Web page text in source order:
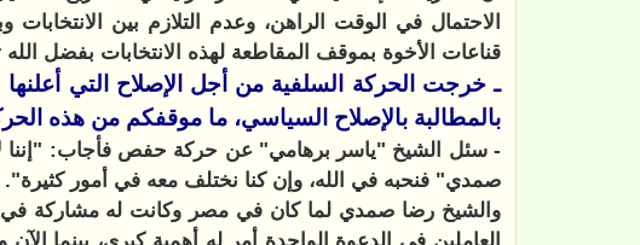
الاحتمال في الوقت الراهن، وعدم التلازم بين الانتخابات
قناعات الأخوة بموقف المقاطعة لهذه الانتخابات بفضل الله
ـ خرجت الحركة السلفية من أجل الإصلاح التي
بالمطالبة بالإصلاح السياسي، ما موقفكم من هذه
- سئل الشيخ "ياسر برهامي" عن حركة حفص فأجاب: "إننا
صمدي" فنحبه في الله، وإن كنا نختلف معه في أمور كثيرة".
والشيخ رضا صمدي لما كان في مصر وكانت له مشاركة في